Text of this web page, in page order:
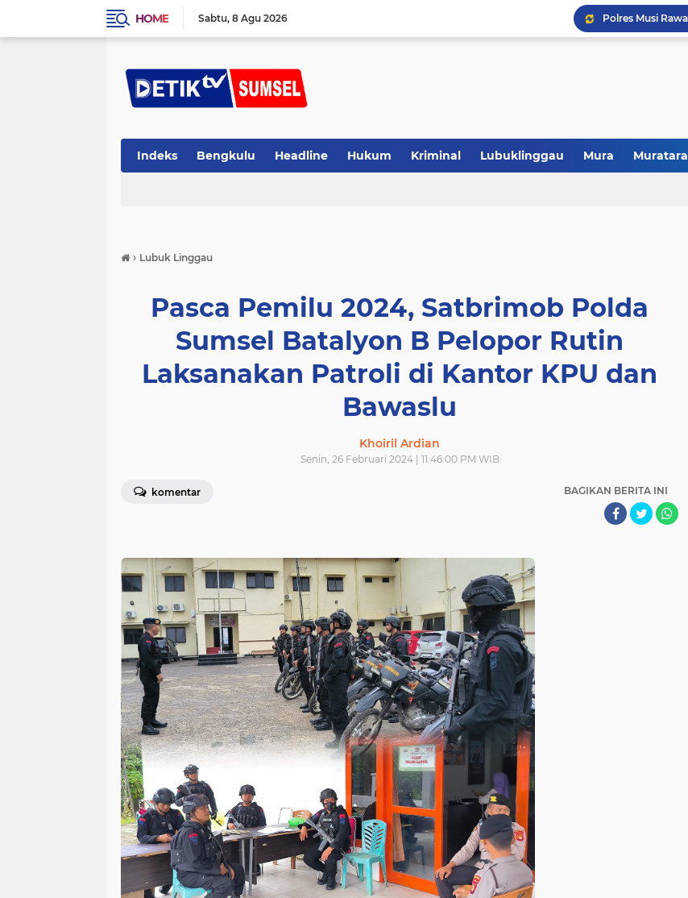
HOME Sabtu 8 Agu 2026
Indeks Bengkulu Headline Hukum Kriminal Lubuklinggau Mura Muratara
› Lubuk Linggau
Pasca Pemilu 2024, Satbrimob Polda
Sumsel Batalyon B Pelopor Rutin
Laksanakan Patroli di Kantor KPU dan
Bawaslu
Khoiril Ardian
Senin, 26 Februari 2024 | 11:46:00 PM WIB
komentar BAGIKAN BERITA INI